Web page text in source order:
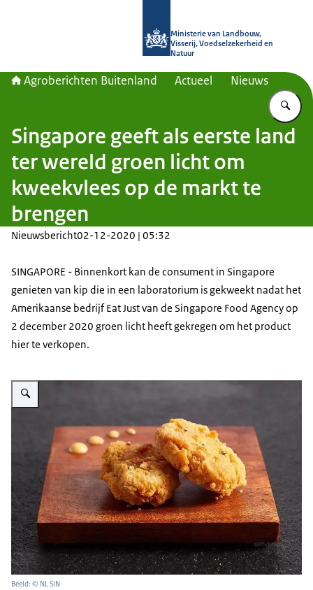
Ministerie van Landbouw,
Visserij, Voedselzekerheid en
Natuur
Agroberichten Buitenland Actueel Nieuws
Singapore geeft als eerste land
ter wereld groen licht om
kweekvlees op de markt te
brengen
Nieuwsbericht02-12-2020 | 05:32
SINGAPORE - Binnenkort kan de consument in Singapore
genieten van kip die in een laboratorium is gekweekt nadat het
Amerikaanse bedrijf Eat Just van de Singapore Food Agency op
2 december 2020 groen licht heeft gekregen om het product
hier te verkopen.
Vergroot afbeelding Kweekvlees
Beeld: © NL SIN